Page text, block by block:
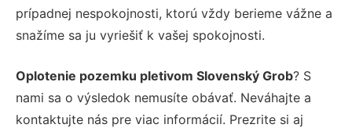
prípadnej nespokojnosti, ktorú vždy berieme vážne a
snažíme sa ju vyriešiť k vašej spokojnosti.
Oplotenie pozemku pletivom Slovenský Grob? S
nami sa o výsledok nemusíte obávať. Neváhajte a
kontaktujte nás pre viac informácií. Prezrite si aj